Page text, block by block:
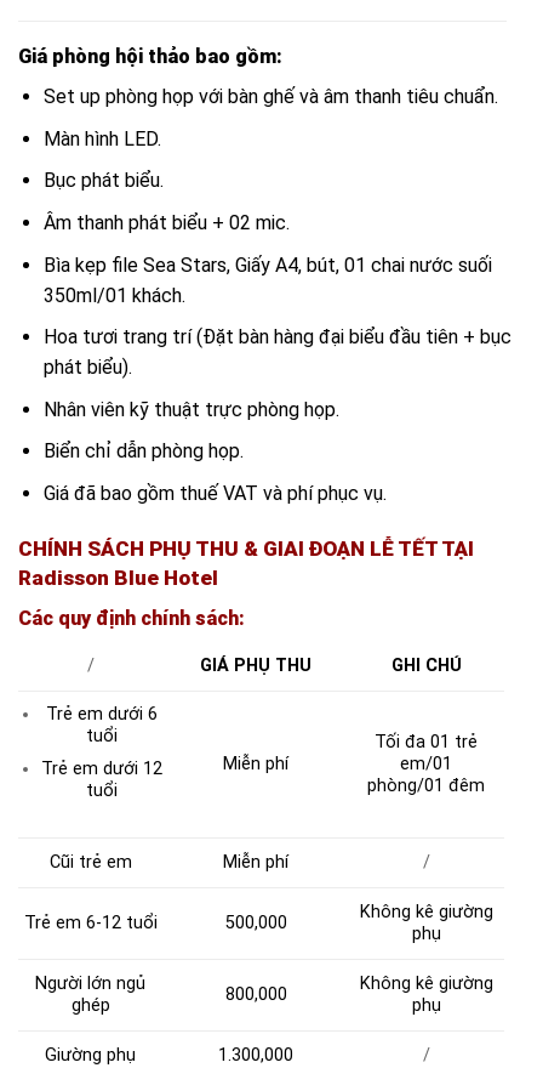
Giá phòng hội thảo bao gồm:
Set up phòng họp với bàn ghế và âm thanh tiêu chuẩn.
Màn hình LED.
Bục phát biểu.
Âm thanh phát biểu + 02 mic.
Bìa kẹp file Sea Stars, Giấy A4, bút, 01 chai nước suối
350ml/01 khách.
Hoa tươi trang trí (Đặt bàn hàng đại biểu đầu tiên + bục
phát biểu).
Nhân viên kỹ thuật trực phòng họp.
Biển chỉ dẫn phòng họp.
Giá đã bao gồm thuế VAT và phí phục vụ.
CHÍNH SÁCH PHỤ THU & GIAI ĐOẠN LỄ TẾT TẠI
Radisson Blue Hotel
Các quy định chính sách:
/ GIÁ PHỤ THU GHI CHÚ
Trẻ em dưới 6
tuổi
Trẻ em dưới 12
tuổi
Miễn phí
Tối đa 01 trẻ
em/01
phòng/01 đêm
Cũi trẻ em Miễn phí /
Trẻ em 6-12 tuổi 500,000
Không kê giường
phụ
Người lớn ngủ
ghép
800,000
Không kê giường
phụ
Giường phụ 1.300,000 /